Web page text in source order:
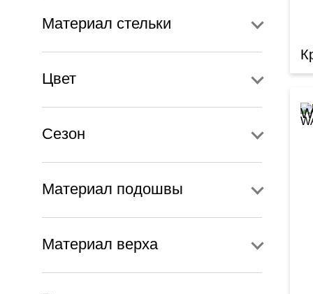
Материал стельки
Цвет
Сезон
Материал подошвы
Материал верха